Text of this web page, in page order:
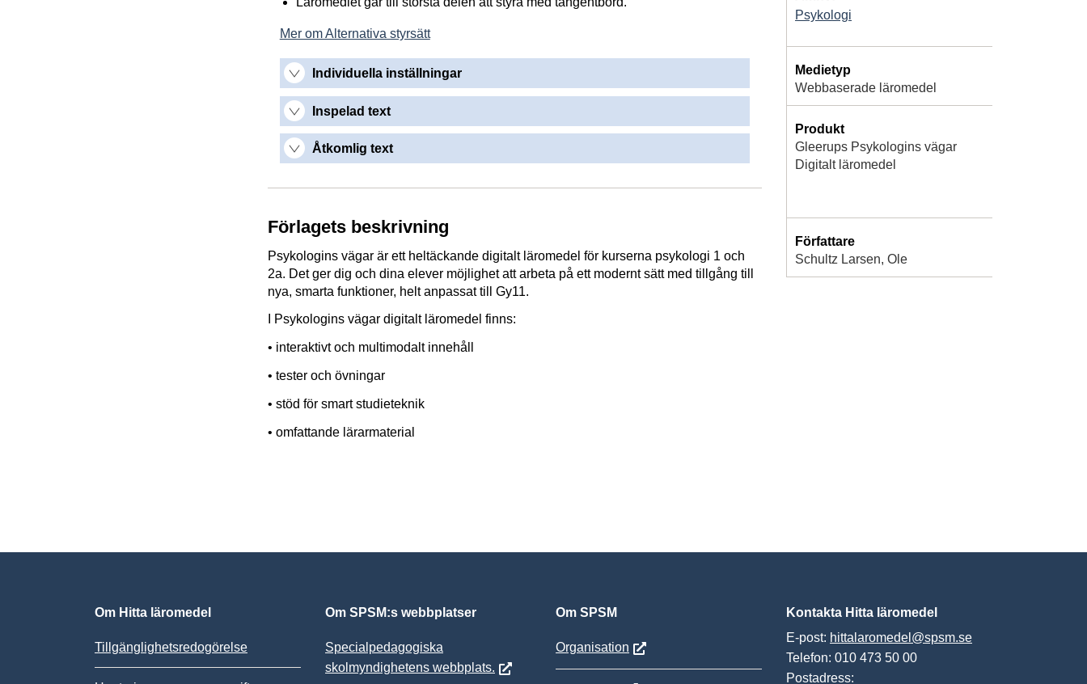
Mer om Alternativa styrsätt
Individuella inställningar
Inspelad text
Åtkomlig text
Förlagets beskrivning
Psykologins vägar är ett heltäckande digitalt läromedel för kurserna psykologi 1 och
2a. Det ger dig och dina elever möjlighet att arbeta på ett modernt sätt med tillgång till
nya, smarta funktioner, helt anpassat till Gy11.
I Psykologins vägar digitalt läromedel finns:
• interaktivt och multimodalt innehåll
• tester och övningar
• stöd för smart studieteknik
• omfattande lärarmaterial
Psykologi
Medietyp
Webbaserade läromedel
Produkt
Gleerups Psykologins vägar
Digitalt läromedel
Författare
Schultz Larsen, Ole
Om Hitta läromedel
Tillgänglighetsredogörelse
Om SPSM:s webbplatser
Specialpedagogiska
skolmyndighetens webbplats.
Om SPSM
Organisation
Kontakta Hitta läromedel
E-post: hittalaromedel@spsm.se
Telefon: 010 473 50 00
Postadress: